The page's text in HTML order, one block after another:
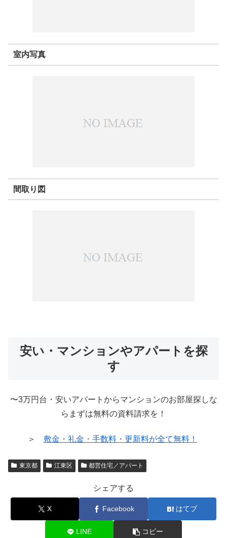
室内写真
間取り図
安い・マンションやアパートを探
す
〜3万円台・安いアパートからマンションのお部屋探しな
らまずは無料の資料請求を！
＞ 敷金・礼金・手数料・更新料が全て無料！
東京都 江東区 都営住宅／アパート
シェアする
X Facebook はてブ
LINE コピー